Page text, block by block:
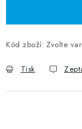
Kód zboží: Zvolte
Tisk